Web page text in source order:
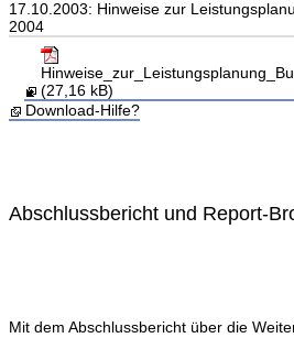
17.10.2003: Hinweise zur
2004
(27,16 kB)
Download-Hilfe?
Abschlussbericht und Report-
Mit dem Abschlussbericht über die